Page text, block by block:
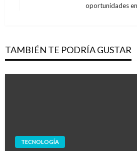
oportunidades
TAMBIÉN TE PODRÍA GUSTAR
TECNOLOGÍA